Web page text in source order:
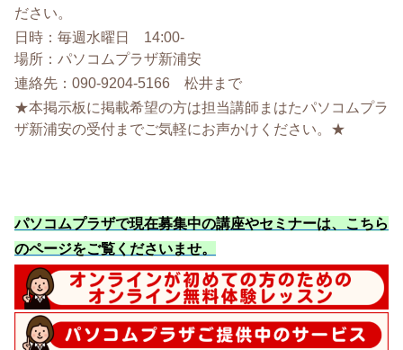
ださい。
日時：毎週水曜日 14:00-
場所：パソコムプラザ新浦安
連絡先：090-9204-5166 松井まで
★本掲示板に掲載希望の方は担当講師まはたパソコムプラ
ザ新浦安の受付までご気軽にお声かけください。★
パソコムプラザで現在募集中の講座やセミナーは、こちら
のページをご覧くださいませ。